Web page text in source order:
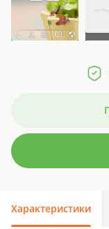
Характеристики